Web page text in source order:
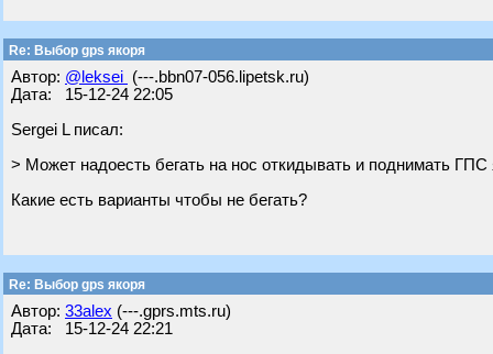
Re: Выбор gps якоря
Автор: @leksei (---.bbn07-056.lipetsk.ru)
Дата: 15-12-24 22:05
Sergei L писал:
> Может надоесть бегать на нос откидывать и поднимать ГПС
Какие есть варианты чтобы не бегать?
Re: Выбор gps якоря
Автор: 33alex (---.gprs.mts.ru)
Дата: 15-12-24 22:21